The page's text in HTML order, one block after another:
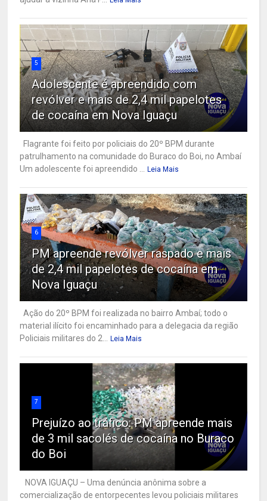
5
Adolescente é apreendido com
revólver e mais de 2,4 mil papelotes
de cocaína em Nova Iguaçu
Flagrante foi feito por policiais do 20º BPM durante
patrulhamento na comunidade do Buraco do Boi, no Ambaí
Um adolescente foi apreendido ... Leia Mais
6
PM apreende revólver raspado e mais
de 2,4 mil papelotes de cocaína em
Nova Iguaçu
Ação do 20º BPM foi realizada no bairro Ambaí; todo o
material ilícito foi encaminhado para a delegacia da região
Policiais militares do 2... Leia Mais
7
Prejuízo ao tráfico: PM apreende mais
de 3 mil sacolés de cocaína no Buraco
do Boi
NOVA IGUAÇU – Uma denúncia anônima sobre a
comercialização de entorpecentes levou policiais militares